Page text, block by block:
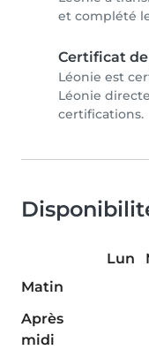
et complété
Certificat
Léonie est
Léonie
certifications.
Lun
Matin
Après
midi